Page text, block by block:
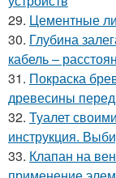
29. Цементные
30. Глубина
кабель –
31. Покраска
древесины
32. Туалет
инструкция.
33. Клапан на